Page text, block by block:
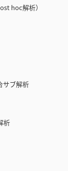
hoc解析）
ブ解析
析